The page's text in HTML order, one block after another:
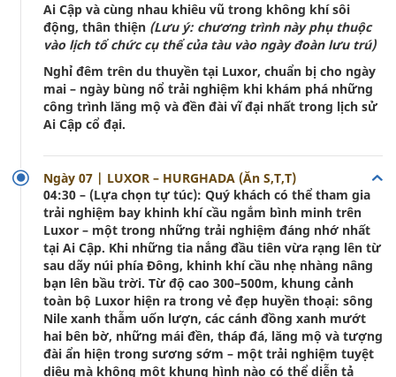
Ai Cập và cùng nhau khiêu vũ trong không khí sôi
động, thân thiện (Lưu ý: chương trình này phụ thuộc
vào lịch tổ chức cụ thể của tàu vào ngày đoàn lưu trú)
Nghỉ đêm trên du thuyền tại Luxor, chuẩn bị cho ngày
mai – ngày bùng nổ trải nghiệm khi khám phá những
công trình lăng mộ và đền đài vĩ đại nhất trong lịch sử
Ai Cập cổ đại.
Ngày 07 | LUXOR – HURGHADA (Ăn S,T,T)
04:30 – (Lựa chọn tự túc): Quý khách có thể tham gia
trải nghiệm bay khinh khí cầu ngắm bình minh trên
Luxor – một trong những trải nghiệm đáng nhớ nhất
tại Ai Cập. Khi những tia nắng đầu tiên vừa rạng lên từ
sau dãy núi phía Đông, khinh khí cầu nhẹ nhàng nâng
bạn lên bầu trời. Từ độ cao 300–500m, khung cảnh
toàn bộ Luxor hiện ra trong vẻ đẹp huyền thoại: sông
Nile xanh thẫm uốn lượn, các cánh đồng xanh mướt
hai bên bờ, những mái đền, tháp đá, lăng mộ và tượng
đài ẩn hiện trong sương sớm – một trải nghiệm tuyệt
diệu mà không một khung hình nào có thể diễn tả